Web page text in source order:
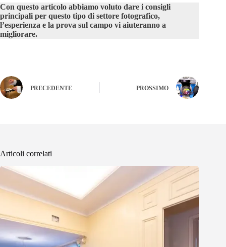
Con questo articolo abbiamo voluto dare i consigli
principali per questo tipo di settore fotografico,
l’esperienza e la prova sul campo vi aiuteranno a
migliorare.
PRECEDENTE PROSSIMO
Articoli correlati